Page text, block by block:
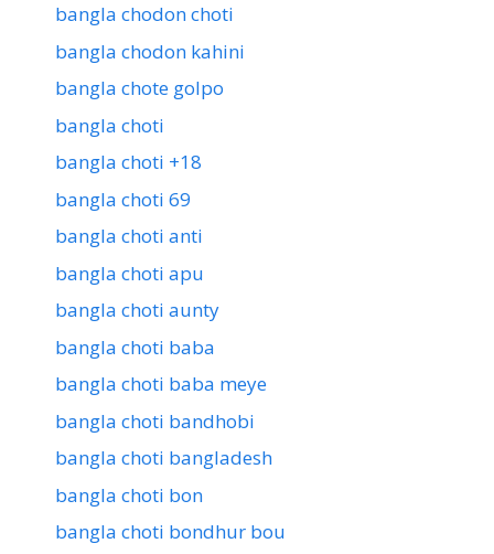
bangla chodon choti
bangla chodon kahini
bangla chote golpo
bangla choti
bangla choti +18
bangla choti 69
bangla choti anti
bangla choti apu
bangla choti aunty
bangla choti baba
bangla choti baba meye
bangla choti bandhobi
bangla choti bangladesh
bangla choti bon
bangla choti bondhur bou